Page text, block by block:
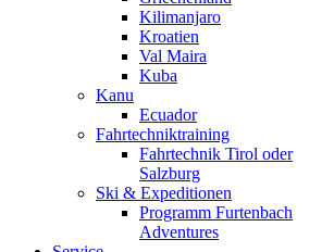
Kilimanjaro
Kroatien
Val Maira
Kuba
Kanu
Ecuador
Fahrtechniktraining
Fahrtechnik Tirol oder
Salzburg
Ski & Expeditionen
Programm Furtenbach
Adventures